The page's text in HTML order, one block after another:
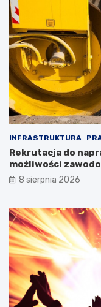
INFRASTRUKTURA
Rekrutacja do
możliwości
8 sierpnia 2026